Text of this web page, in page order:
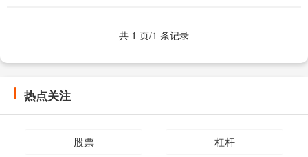
共 1 页/1 条记录
热点关注
股票 杠杆